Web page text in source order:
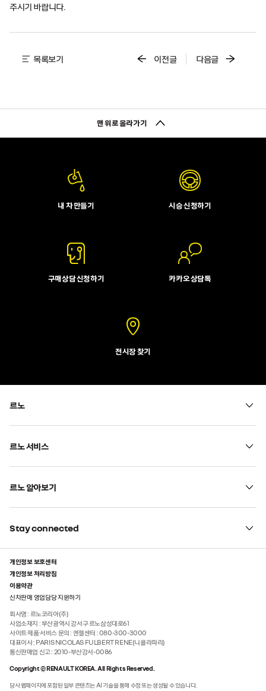
주시기 바랍니다.
목록보기 이전글 다음글
맨 위로 올라가기
내 차 만들기 시승 신청하기
구매상담 신청하기 카카오 상담톡
전시장 찾기
르노
르노 서비스
르노 알아보기
Stay connected
개인정보 보호센터
개인정보 처리방침
이용약관
신차판매 영업담당 지원하기
회사명 : 르노코리아(주)
사업소재지 :부산광역시 강서구 르노삼성대로61
사이트·제품·서비스 문의 : 엔젤센터 : 080-300-3000
대표이사 : PARIS NICOLAS FULBERT RENE(니콜라파리)
통신판매업 신고 : 2010-부산강서-0086
Copyright © RENAULT KOREA. All Rights Reserved.
당사 웹페이지에 포함된 일부 콘텐츠는 AI 기술을 통해 수정 또는 생성될 수 있습니다.